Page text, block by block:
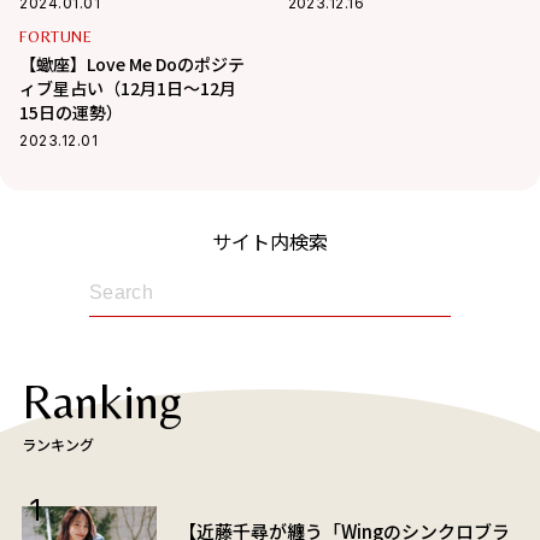
FORTUNE
【蠍座】Love Me Doのポジテ
ィブ星占い（12月1日～12月
15日の運勢）
2023.12.01
サイト内検索
Ranking
ランキング
【近藤千尋が纏う「Wingのシンクロブラ